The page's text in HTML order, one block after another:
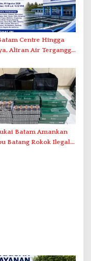
Centre Hingga
Aliran Air Terganggu
Batam Amankan
Batang Rokok Ilegal